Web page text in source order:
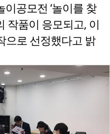
공모전 ‘놀이를 찾
작품이 응모되고, 이
으로 선정했다고 밝